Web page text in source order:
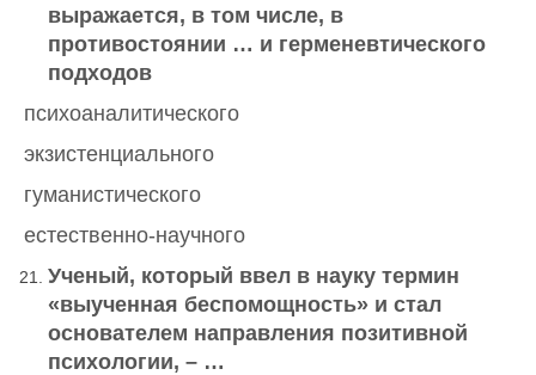
выражается, в том числе, в
противостоянии … и герменевтического
подходов
психоаналитического
экзистенциального
гуманистического
естественно-научного
Ученый, который ввел в науку термин
«выученная беспомощность» и стал
основателем направления позитивной
психологии, – …